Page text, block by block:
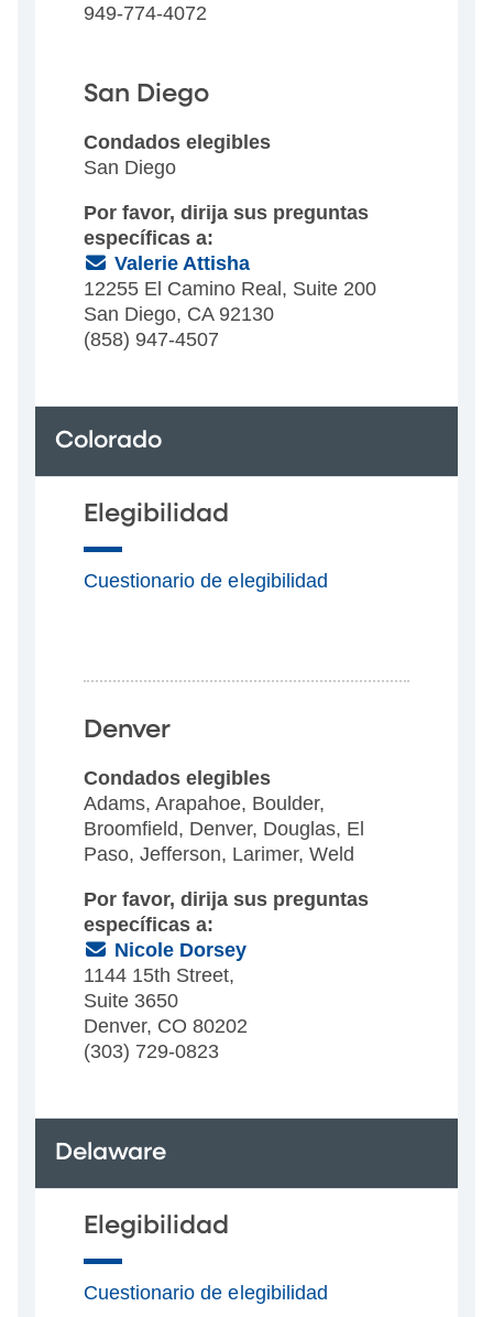
949-774-4072
San Diego
Condados elegibles
San Diego
Por favor, dirija sus preguntas
específicas a:
(Email)
Valerie Attisha
12255 El Camino Real, Suite 200
San Diego, CA 92130
(858) 947-4507
Colorado
Elegibilidad
Cuestionario de elegibilidad
Denver
Condados elegibles
Adams, Arapahoe, Boulder,
Broomfield, Denver, Douglas, El
Paso, Jefferson, Larimer, Weld
Por favor, dirija sus preguntas
específicas a:
(Email)
Nicole Dorsey
1144 15th Street,
Suite 3650
Denver, CO 80202
(303) 729-0823
Delaware
Elegibilidad
Cuestionario de elegibilidad